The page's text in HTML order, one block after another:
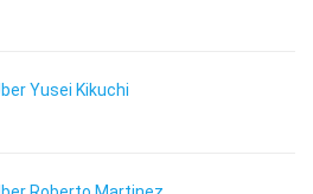
Yusei Kikuchi